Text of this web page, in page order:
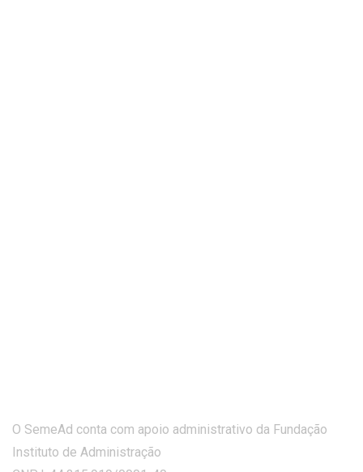
O SemeAd conta com apoio administrativo da Fundação
Instituto de Administração